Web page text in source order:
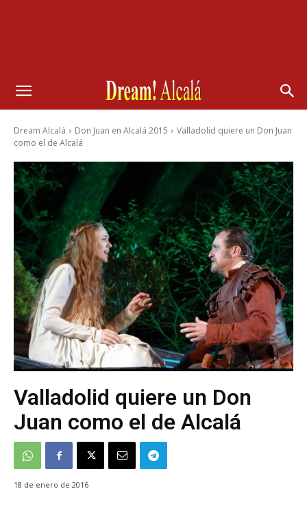
Dream Alcalá Don Juan en Alcalá 2015
Valladolid quiere un Don Juan
como el de Alcalá
Valladolid quiere un Don
Juan como el de Alcalá
18 de enero de 2016